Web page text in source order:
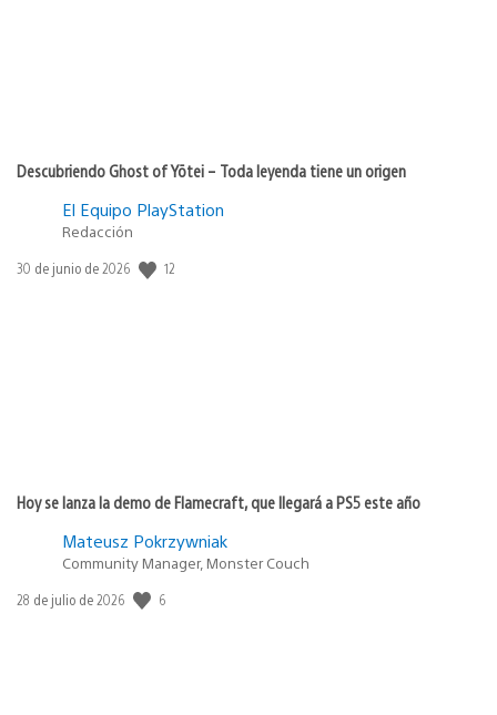
Descubriendo Ghost of Yōtei – Toda leyenda tiene un origen
El Equipo PlayStation
Redacción
Fecha
30 de junio de 2026 12
Hoy se lanza la demo de Flamecraft, que llegará a PS5 este año
Mateusz Pokrzywniak
Community Manager, Monster Couch
Fecha
28 de julio de 2026 6